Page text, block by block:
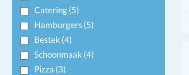
Catering(5)
Hamburgers(5)
Bestek (4)
Schoonmaak (4)
Pizza (3)